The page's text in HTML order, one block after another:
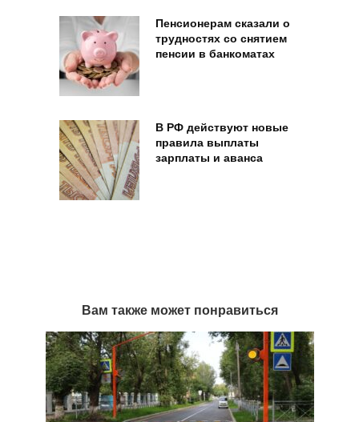
Пенсионерам сказали о
трудностях со снятием
пенсии в банкоматах
В РФ действуют новые
правила выплаты
зарплаты и аванса
Вам также может понравиться